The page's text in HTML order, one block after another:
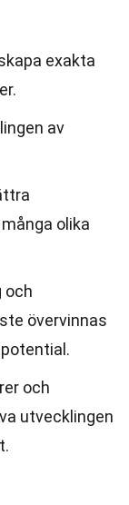
exakta
av
olika
och
övervinnas
och
utvecklingen